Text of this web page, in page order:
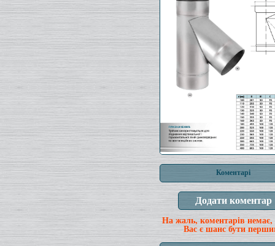
Коментарі
На жаль, коментарів немає,
Вас є шанс бути